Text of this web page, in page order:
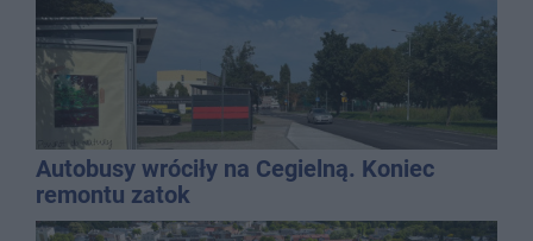
Autobusy wróciły na Cegielną. Koniec
remontu zatok